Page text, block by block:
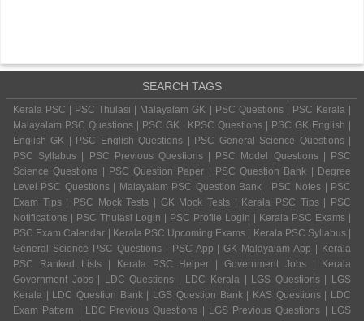
SEARCH TAGS
Kerala PSC | PSC Thulasi | Malayalam GK | PSC Questions | PSC Kerala |
Malayalam PSC Questions | PSC GK | KPSC Questions | PSC GK English |
English GK | PSC English Questions | PSC General Science Questions |
PSC Syllabus | PSC Previous Questions | PSC Model Questions | PSC
Science Questions | PSC Question Paper | PSC Question Bank | Degree
Level PSC Questions | Malayalam PSC Question Bank | PSC Notes | PSC
Exam Tips | PSC Mock Tests | GK Mock Tests | Kerala PSC Tips | PSC
Notifications | PSC Thulasi Login | PSC Profile Login | Kerala PSC Exams |
PSC Exam Calendar | Kerala PSC Upcoming Exams | Kerala PSC Syllabus |
General Science PSC Questions | PSC App | GK Malayalam App | Kerala
PSC Ranked Lists | Kerala PSC Helper | Government Jobs | Kerala
Government Jobs | LDC Questions | LDC Kerala | LGS Questions | LGS
Kerala | LDC Question Bank | LGS Question Bank | KAS Questions | LDC
Exam Pattern | LDC Previous Questions | LGS Previous Questions | LGS